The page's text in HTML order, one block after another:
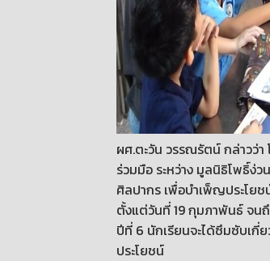
ผศ.ตะวัน วรรณรัตน์ กล่าวว่า
ร่วมมือ ระหว่าง มูลนิธิโพธิ์ง่
ศิลปากร เพื่อบําเพ็ญประโย
ตั้งแต่วันที่ 19 กุมภาพันธ์ จน
ปีที่ 6 นักเรียนจะได้ซึมซับเกี่ย
ประโยชน์